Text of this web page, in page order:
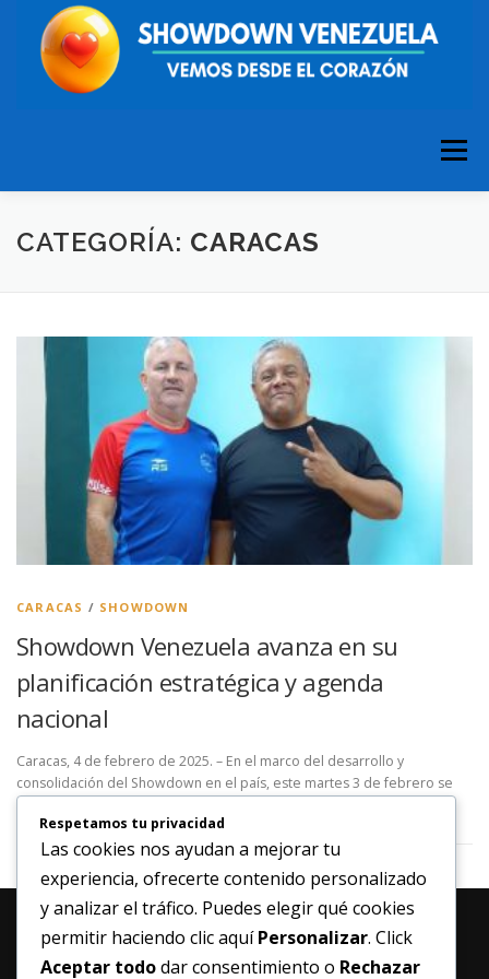
contenido
Menú
CATEGORÍA: CARACAS
CARACAS / SHOWDOWN
Showdown Venezuela avanza en su
planificación estratégica y agenda
nacional
Caracas, 4 de febrero de 2025. – En el marco del desarrollo y
consolidación del Showdown en el país, este martes 3 de febrero se
realizó la segunda reunión de …
MANTENTE ACTUALIZADO
Respetamos tu privacidad
Las cookies nos ayudan a mejorar tu
experiencia, ofrecerte contenido personalizado
y analizar el tráfico. Puedes elegir qué cookies
permitir haciendo clic aquíPersonalizar. Click
Aceptar tododar consentimiento o Rechazar